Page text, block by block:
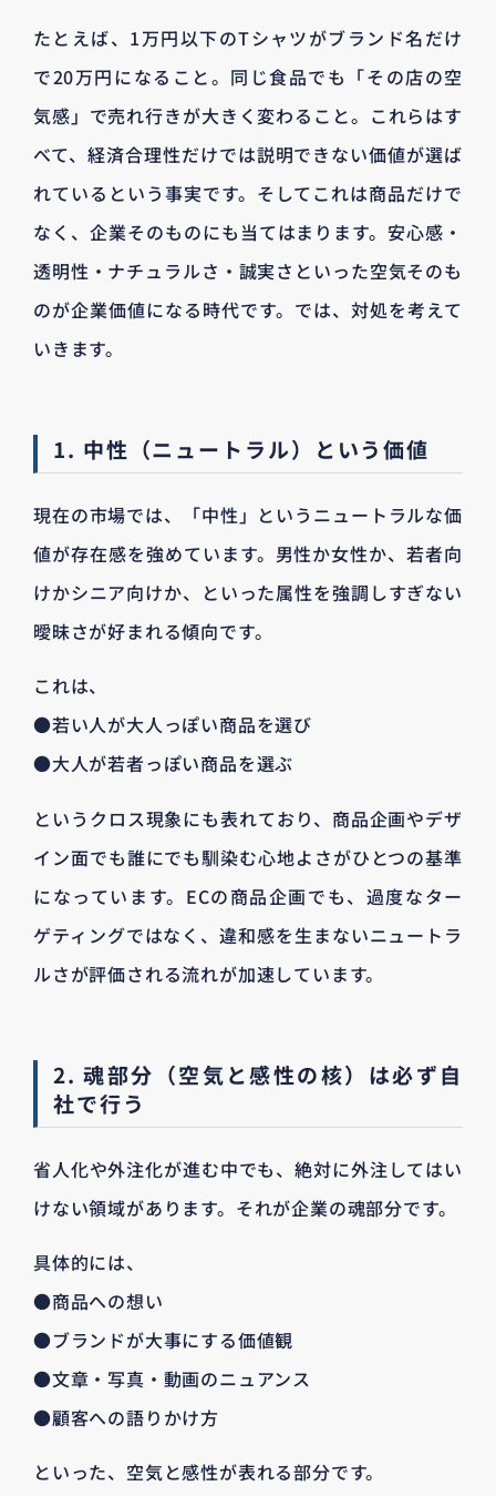
たとえば、1万円以下のTシャツがブランド名だけ
で20万円になること。同じ食品でも「その店の空
気感」で売れ行きが大きく変わること。これらはす
べて、経済合理性だけでは説明できない価値が選ば
れているという事実です。そしてこれは商品だけで
なく、企業そのものにも当てはまります。安心感・
透明性・ナチュラルさ・誠実さといった空気そのも
のが企業価値になる時代です。では、対処を考えて
いきます。
1. 中性（ニュートラル）という価値
現在の市場では、「中性」というニュートラルな価
値が存在感を強めています。男性か女性か、若者向
けかシニア向けか、といった属性を強調しすぎない
曖昧さが好まれる傾向です。
これは、
●若い人が大人っぽい商品を選び
●大人が若者っぽい商品を選ぶ
というクロス現象にも表れており、商品企画やデザ
イン面でも誰にでも馴染む心地よさがひとつの基準
になっています。ECの商品企画でも、過度なター
ゲティングではなく、違和感を生まないニュートラ
ルさが評価される流れが加速しています。
2. 魂部分（空気と感性の核）は必ず自
社で行う
省人化や外注化が進む中でも、絶対に外注してはい
けない領域があります。それが企業の魂部分です。
具体的には、
●商品への想い
●ブランドが大事にする価値観
●文章・写真・動画のニュアンス
●顧客への語りかけ方
といった、空気と感性が表れる部分です。